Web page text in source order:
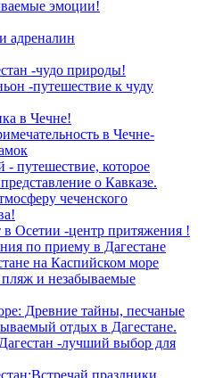
эмоции!
адреналин
-чудо природы!
-путешествие к чуду
в Чечне!
в Чечне-
- путешествие, которое
о Кавказе.
чеченского
Осетии -центр притяжения !
по приему в Дагестане
на Каспийском море
и незабываемые
Древние тайны, песчаные
отдых в Дагестане.
-лучший выбор для
праздники